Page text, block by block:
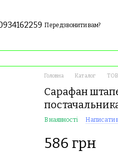
Передзвонити вам?
Головна Каталог
Сарафан
В наявності Написати
586 грн